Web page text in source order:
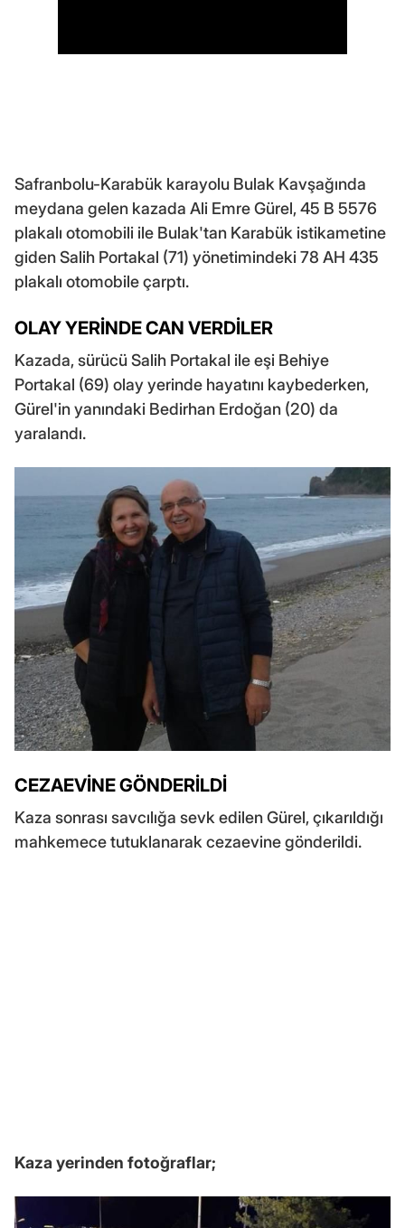
Safranbolu-Karabük karayolu Bulak Kavşağında
meydana gelen kazada Ali Emre Gürel, 45 B 5576
plakalı otomobili ile Bulak'tan Karabük istikametine
giden Salih Portakal (71) yönetimindeki 78 AH 435
plakalı otomobile çarptı.
OLAY YERİNDE CAN VERDİLER
Kazada, sürücü Salih Portakal ile eşi Behiye
Portakal (69) olay yerinde hayatını kaybederken,
Gürel'in yanındaki Bedirhan Erdoğan (20) da
yaralandı.
CEZAEVİNE GÖNDERİLDİ
Kaza sonrası savcılığa sevk edilen Gürel, çıkarıldığı
mahkemece tutuklanarak cezaevine gönderildi.
Kaza yerinden fotoğraflar;